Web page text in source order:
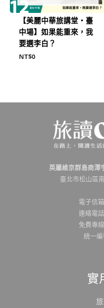
【美麗中華旅講堂‧臺
中場】如果能重來，我
要選李白？
NT$0
英屬維京群島商澤
臺北市松山區
電子信箱
連絡電
免費專
統一
實